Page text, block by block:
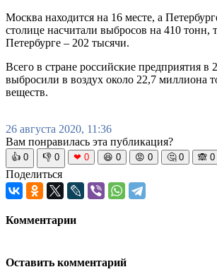
Москва находится на 16 месте, а
столице насчитали выбросов на 410 тонн,
Петербурге – 202 тысячи.
Всего в стране российские предприятия в
выбросили в воздух около 22,7 миллиона
веществ.
26 августа 2020, 11:36
Вам понравилась эта публикация?
👍 0 👎 0 ❤ 0 😆 0 😡 0 🤔 0 🙈 0
Поделиться
Комментарии
Оставить комментарий